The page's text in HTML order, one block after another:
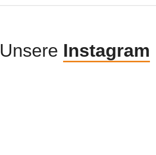
Unsere Instagram